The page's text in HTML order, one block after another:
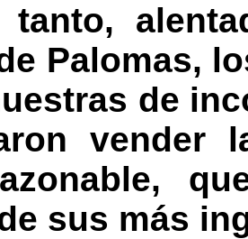
tanto,
Palomas,
de
vender
sus más